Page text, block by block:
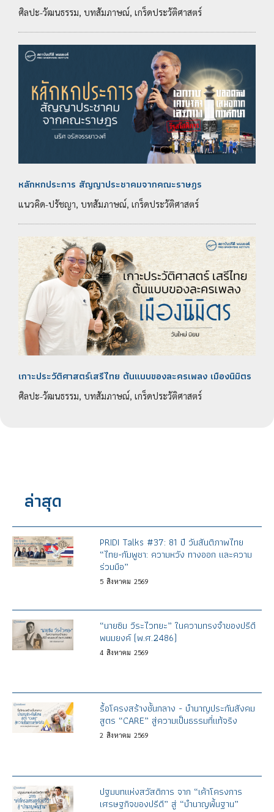
ศิลปะ-วัฒนธรรม, บทสัมภาษณ์, เกร็ดประวัติศาสตร์
หลักหกประการ สัญญาประชาคมจากคณะราษฎร
แนวคิด-ปรัชญา, บทสัมภาษณ์, เกร็ดประวัติศาสตร์
เกาะประวัติศาสตร์เสรีไทย ต้นแบบของละครเพลง เมืองนิมิตร
ศิลปะ-วัฒนธรรม, บทสัมภาษณ์, เกร็ดประวัติศาสตร์
ล่าสุด
PRIDI Talks #37: 81 ปี วันสันติภาพไทย
“ไทย-กัมพูชา: ความหวัง ทางออก และความ
ร่วมมือ”
5 สิงหาคม 2569
“นายซิม วีระไวทยะ” ในความทรงจำของปรีดี
พนมยงค์ (พ.ศ.2486)
4 สิงหาคม 2569
รื้อโครงสร้างชั้นกลาง - บำนาญประกันสังคม
สูตร “CARE” สู่ความเป็นธรรมที่แท้จริง
2 สิงหาคม 2569
ปฐมบทแห่งสวัสดิการ จาก “เค้าโครงการ
เศรษฐกิจของปรีดี” สู่ “บำนาญพื้นฐาน”